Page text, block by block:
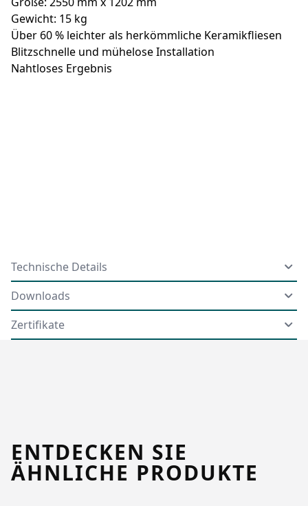
Gewicht: 15 kg
Über 60 % leichter als herkömmliche Keramikfliesen
Blitzschnelle und mühelose Installation
Nahtloses Ergebnis
Technische Details
Downloads
Zertifikate
ENTDECKEN SIE
ÄHNLICHE PRODUKTE